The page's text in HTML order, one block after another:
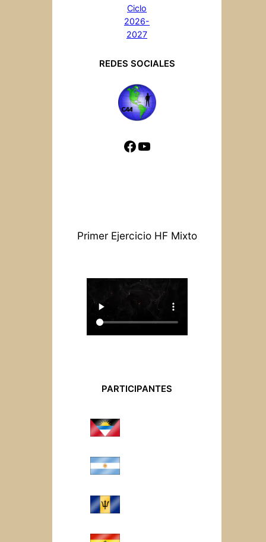
Ciclo
2026-
2027
REDES SOCIALES
https://
https://
Primer Ejercicio HF Mixto
PARTICIPANTES